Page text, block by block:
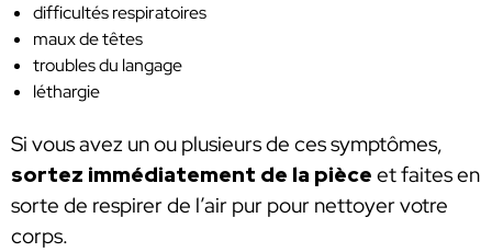
difficultés respiratoires
maux de têtes
troubles du langage
léthargie
Si vous avez un ou plusieurs de ces symptômes,
sortez immédiatement de la pièce et faites en
sorte de respirer de l’air pur pour nettoyer votre
corps.